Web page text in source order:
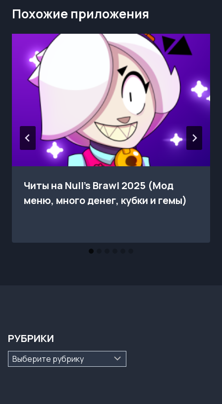
Похожие приложения
Читы на Null’s Brawl 2025 (Мод
меню, много денег, кубки и гемы)
РУБРИКИ
Рубрики